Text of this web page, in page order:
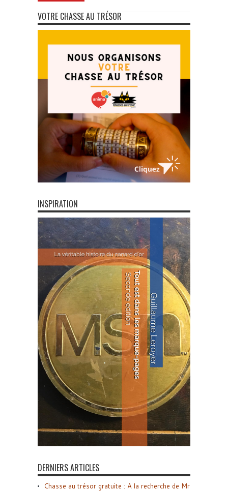
VOTRE CHASSE AU TRÉSOR
INSPIRATION
DERNIERS ARTICLES
Chasse au trésor gratuite : A la recherche de Mr